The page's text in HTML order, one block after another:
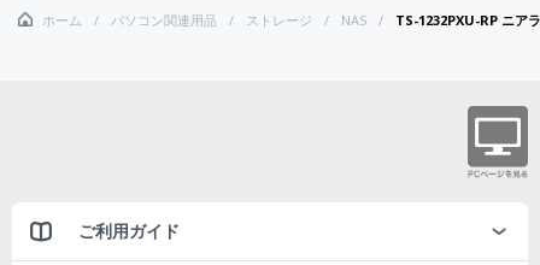
ホーム パソコン関連用品 ストレージ NAS TS-1232PXU-RP ニア
ご利用ガイド